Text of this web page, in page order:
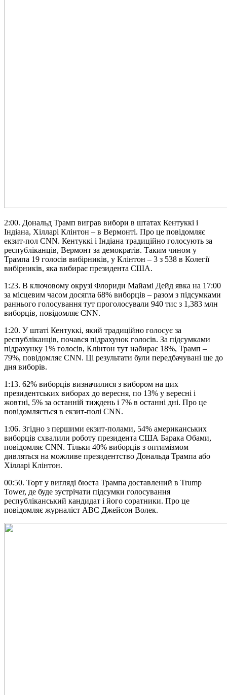
2:00. Дональд Трамп виграв вибори в штатах Кентуккі і
Індіана, Хілларі Клінтон – в Вермонті. Про це повідомляє
екзит-пол CNN. Кентуккі і Індіана традиційно голосують за
республіканців, Вермонт за демократів. Таким чином у
Трампа 19 голосів вибірників, у Клінтон – 3 з 538 в Колегії
вибірників, яка вибирає президента США.
1:23. В ключовому окрузі Флориди Майамі Дейд явка на 17:00
за місцевим часом досягла 68% виборців – разом з підсумками
раннього голосування тут проголосували 940 тис з 1,383 млн
виборців, повідомляє CNN.
1:20. У штаті Кентуккі, який традиційно голосує за
республіканців, почався підрахунок голосів. За підсумками
підрахунку 1% голосів, Клінтон тут набирає 18%, Трамп –
79%, повідомляє CNN. Ці результати були передбачувані ще до
дня виборів.
1:13. 62% виборців визначилися з вибором на цих
президентських виборах до вересня, по 13% у вересні і
жовтні, 5% за останній тиждень і 7% в останні дні. Про це
повідомляється в екзит-полі CNN.
1:06. Згідно з першими екзит-полами, 54% американських
виборців схвалили роботу президента США Барака Обами,
повідомляє CNN. Тільки 40% виборців з оптимізмом
дивляться на можливе президентство Дональда Трампа або
Хілларі Клінтон.
00:50. Торт у вигляді бюста Трампа доставлений в Trump
Tower, де буде зустрічати підсумки голосування
республіканський кандидат і його соратники. Про це
повідомляє журналіст ABC Джейсон Волек.